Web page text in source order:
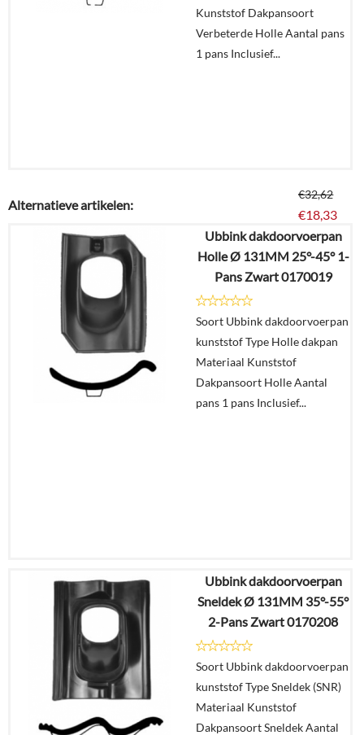
Kunststof Dakpansoort
Verbeterde Holle Aantal pans
1 pans Inclusief...
€32,62
€18,33
Details
winkelmand
Alternatieve artikelen:
Ubbink dakdoorvoerpan
Holle Ø 131MM 25°-45° 1-
Pans Zwart 0170019
Soort Ubbink dakdoorvoerpan
kunststof Type Holle dakpan
Materiaal Kunststof
Dakpansoort Holle Aantal
pans 1 pans Inclusief...
€32,73
€ 27,49
In
winkelmand
Ubbink dakdoorvoerpan
Sneldek Ø 131MM 35°-55°
2-Pans Zwart 0170208
Soort Ubbink dakdoorvoerpan
kunststof Type Sneldek (SNR)
Materiaal Kunststof
Dakpansoort Sneldek Aantal